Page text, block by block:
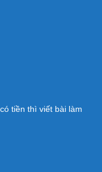
tiền thì viết bài làm